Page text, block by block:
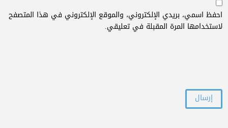
احفظ اسمي، بريدي الإلكتروني، والموقع الإلكتروني في هذا المتصفح
لاستخدامها المرة المقبلة في تعليقي.